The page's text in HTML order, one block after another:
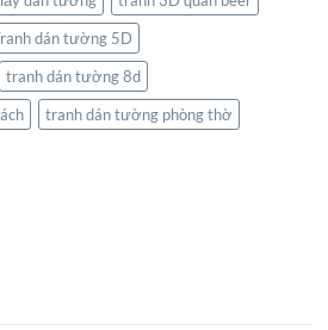
dán tường 5D
tranh dán tường 8d
tranh dán tường phòng thờ